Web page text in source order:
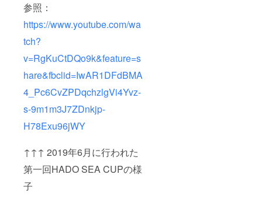
参照：
https://www.youtube.com/wa
tch?
v=RgKuCtDQo9k&feature=s
hare&fbclid=IwAR1DFdBMA
4_Pc6CvZPDqchzlgVi4Yvz-
s-9m1m3J7ZDnkjp-
H78Exu96jWY
↑↑↑ 2019年6月に行われた
第一回HADO SEA CUPの様
子